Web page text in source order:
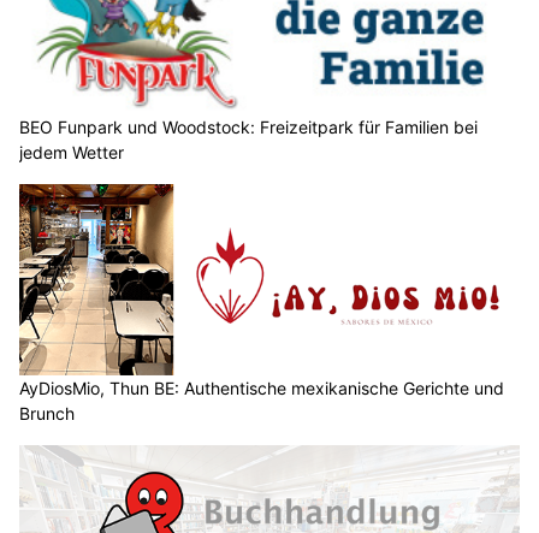
BEO Funpark und Woodstock: Freizeitpark für Familien bei
jedem Wetter
AyDiosMio, Thun BE: Authentische mexikanische Gerichte und
Brunch